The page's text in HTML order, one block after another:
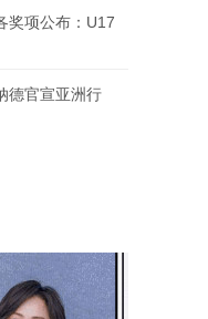
奖项公布：U17
德官宣亚洲行